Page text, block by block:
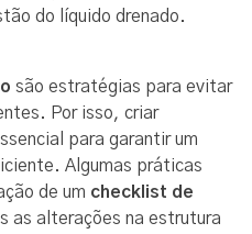
do líquido drenado.
são estratégias para evitar
Por isso, criar
para garantir um
Algumas práticas
de um checklist de
as alterações na estrutura